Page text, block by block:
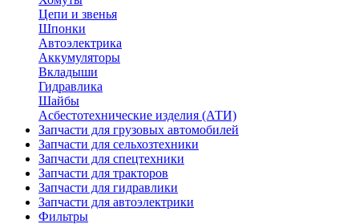
Цепи и звенья
Шпонки
Автоэлектрика
Аккумуляторы
Вкладыши
Гидравлика
Шайбы
Асбестотехнические изделия (АТИ)
Запчасти для грузовых автомобилей
Запчасти для сельхозтехники
Запчасти для спецтехники
Запчасти для тракторов
Запчасти для гидравлики
Запчасти для автоэлектрики
Фильтры